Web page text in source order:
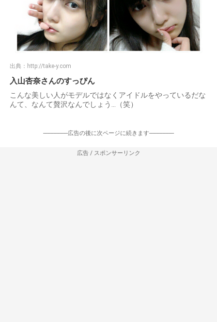
出典： http://take-y.com
入山杏奈さんのすっぴん
こんな美しい人がモデルではなくアイドルをやっているだな
んて、なんて贅沢なんでしょう…（笑）
-----------------広告の後に次ページに続きます-----------------
広告 / スポンサーリンク